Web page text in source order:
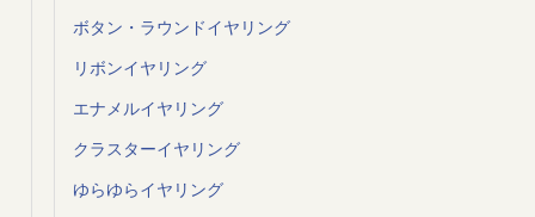
ボタン・ラウンドイヤリング
リボンイヤリング
エナメルイヤリング
クラスターイヤリング
ゆらゆらイヤリング